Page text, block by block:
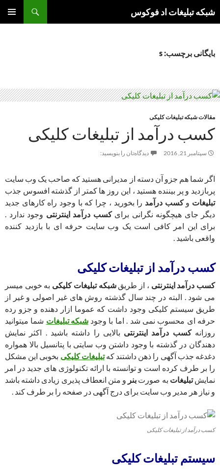
شبکه تبلیغات اد فوکوس
بایگانی برچسب: s
مقالات شبکه تبلیغات کلیکی
کسب درآمد از تبلیغات کلیکی
سپتامبر 21, 2016 دیدگاه‌تان را بنویسید:
اگر شما هم جزو آن دسته از مدیرانی هستید که صاحب یک وب سایت
پربازدید و پر بیننده هستید ، این روز ها کمتر از گذشته افسوس جذب
تبلیغات وکسب درآمد را بخورید ، چرا که با وجود راه کارهای جدید
دیگر جای هیچگونه نگرانی برایکسب درآمد اینترنتی وجود ندارد .
برای این امر کافی است یک وب سایت حرفه ای با بازدید کننده
واقعی باشید .
کسب درآمد از تبلیغات کلیکی
کسب درآمد اینترنتی ، از طریقشبکه تبلیغات کلیکی به خوبی میسر
می شود . البته در چند سال گذشته روش های غیر اصولی و غیر از
طریق سیستم کلیکی وجود داشت که عموما ازار دهنده و جزو رده
حرفه ای محسوب نمی شد . اما با وجودشبکه تبلیغات شما میتوانید
روزانهکسب درآمد اینترنتی بالایی را داشته باشید . اکثر نمایش
دهندگان در گذشته با وجود داشتن وب سایتی با پتانسیل بالا همواره
دغدغه جذب آگهی را ذهن داشتند کهتبلیغات کلیکی بخوبی این مشکل
را بر طرف کرده است و توانسته با ارائه تکنولوژی های جدید در امر
نمایشتبلیغات به صورت بنر و متن انعطاف پذیری زیادی داشته باشد
و نیاز هر مدیر وب سایت برای درج آگهی در صفحه را بر طرف کند .
کسب درآمد از تبلیغات کلیکی
سیستم تبلیغات کلیکی